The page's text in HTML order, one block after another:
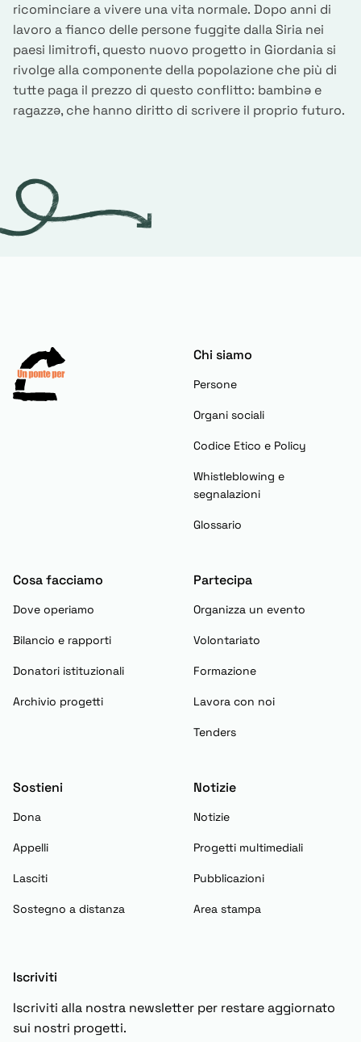
ricominciare a vivere una vita normale. Dopo anni di
lavoro a fianco delle persone fuggite dalla Siria nei
paesi limitrofi, questo nuovo progetto in Giordania si
rivolge alla componente della popolazione che più di
tutte paga il prezzo di questo conflitto: bambinə e
ragazzə, che hanno diritto di scrivere il proprio futuro.
Chi siamo
Persone
Organi sociali
Codice Etico e Policy
Whistleblowing e
segnalazioni
Glossario
Cosa facciamo
Dove operiamo
Bilancio e rapporti
Donatori istituzionali
Archivio progetti
Partecipa
Organizza un evento
Volontariato
Formazione
Lavora con noi
Tenders
Sostieni
Dona
Appelli
Lasciti
Sostegno a distanza
Notizie
Notizie
Progetti multimediali
Pubblicazioni
Area stampa
Iscriviti
Iscriviti alla nostra newsletter per restare aggiornato
sui nostri progetti.